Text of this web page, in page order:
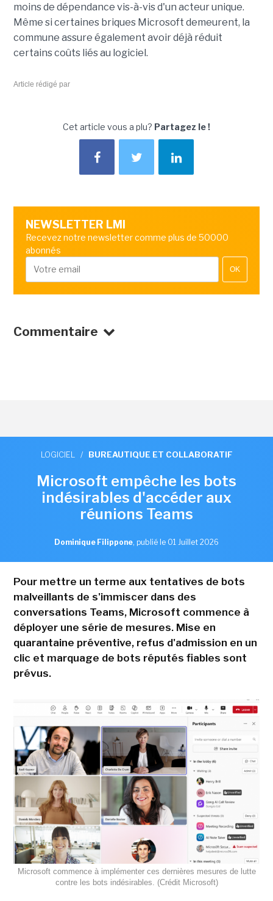
moins de dépendance vis-à-vis d'un acteur unique.
Même si certaines briques Microsoft demeurent, la
commune assure également avoir déjà réduit
certains coûts liés au logiciel.
Article rédigé par
Cet article vous a plu? Partagez le !
NEWSLETTER LMI
Recevez notre newsletter comme plus de 50000
abonnés
OK
Commentaire
LOGICIEL / BUREAUTIQUE ET COLLABORATIF
Microsoft empêche les bots
indésirables d'accéder aux
réunions Teams
Dominique Filippone, publié le 01 Juillet 2026
Pour mettre un terme aux tentatives de bots
malveillants de s'immiscer dans des
conversations Teams, Microsoft commence à
déployer une série de mesures. Mise en
quarantaine préventive, refus d'admission en un
clic et marquage de bots réputés fiables sont
prévus.
Microsoft commence à implémenter ces dernières mesures de lutte
contre les bots indésirables. (Crédit Microsoft)